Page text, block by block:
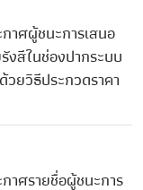
าศผู้ชนะการเสนอ
งสีในช่องปากระบบ
ยวิธีประกวดราคา
าศรายชื่อผู้ชนะการ